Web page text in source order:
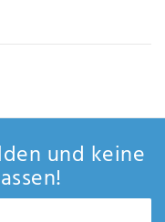
und keine